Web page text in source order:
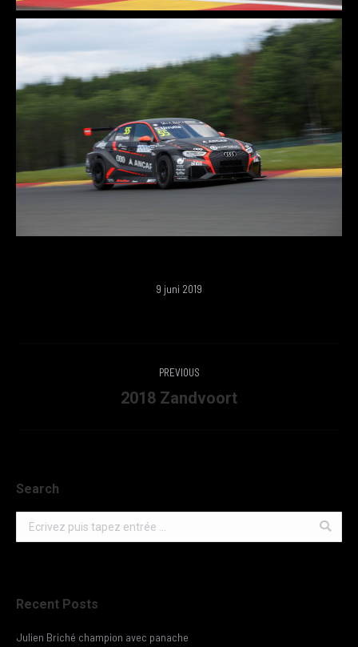
9 juni 2019
NAVIGATION
PREVIOUS
Previous
2018 Zandvoort
Search
Search:
Recent Posts
Julien Briché champion avec panache